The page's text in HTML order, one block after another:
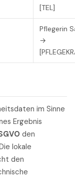
[TEL]
Pflegerin
→
im Sinne
Ergebnis
den
lokale
den